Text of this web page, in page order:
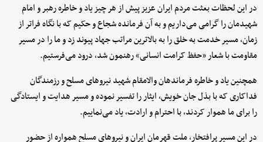
در این لحظات بعثت مردم ایران عزیز پیش از هر چیز یاد و خاطره رهبر و امام
شهیدمان را گرامی می‌داریم و به آن فرمانده شجاع و حکیم که با نگاه فراتر از
زمان، مسیر خدمت به خلق را به بالاترین مراتب جهاد پیوند زد و ما را در مسیر
مقاومت با شعار «حفظ کرامت انسانی» رهنمون شد، درود می‌فرستیم.
همچنین یاد و خاطره فرماندهان والامقام شهید نیروهای مسلح و رزمندگان
فداکاری که با بذل جان خویش، ایثار را تفسیر نموده و مسیر هدایت و ایستادگی
را برای ما هموار کردند، با احترام و ارادت، یاد می‌نماییم.
در این مسیر پرافتخار، ملت قهرمان ایران و نیروهای مسلح همواره از حضور